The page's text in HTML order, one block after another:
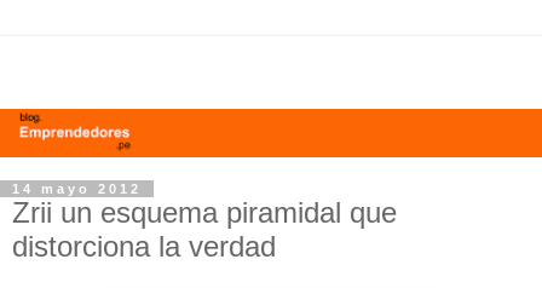
14 mayo 2012
Zrii un esquema piramidal que
distorciona la verdad